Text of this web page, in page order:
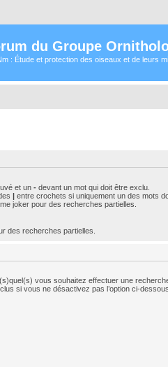
du Groupe
: Étude et protection des oiseaux et de leurs
et un - devant un mot qui doit être exclu.
| entre crochets si uniquement un des mots
joker pour des recherches partielles.
des recherches partielles.
vous souhaitez effectuer une
si vous ne désactivez pas l’option ci-dessous